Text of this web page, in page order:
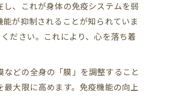
、これが身体の免疫システムを弱
が抑制されることが知られていま
ださい。これにより、心を落ち着
などの全身の「膜」を調整すること
大限に高めます。免疫機能の向上